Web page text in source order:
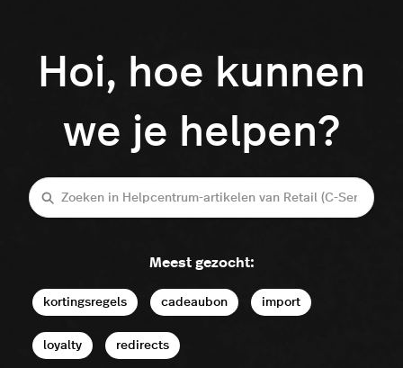
Hoi, hoe kunnen
we je helpen?
Zoeken
Meest gezocht:
kortingsregels cadeaubon import
loyalty redirects